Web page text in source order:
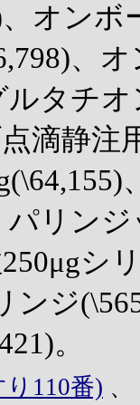
、オン
、
ルタチ
滴静注
パリン
シ
ンジ
。
110番)